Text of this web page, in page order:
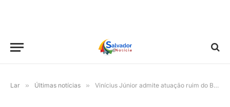
Lar » Últimas notícias » Vinícius Júnior admite atuação ruim do Brasil: “Precisamos melhorar”